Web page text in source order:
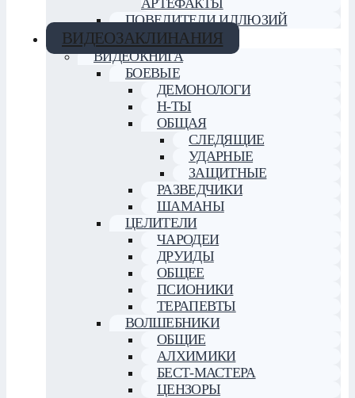
ПОВЕЛИТЕЛИ ИЛЛЮЗИЙ
ВИДЕОЗАКЛИНАНИЯ
ВИДЕОКНИГА
БОЕВЫЕ
ДЕМОНОЛОГИ
Н-ТЫ
ОБЩАЯ
СЛЕДЯЩИЕ
УДАРНЫЕ
ЗАЩИТНЫЕ
РАЗВЕДЧИКИ
ШАМАНЫ
ЦЕЛИТЕЛИ
ЧАРОДЕИ
ДРУИДЫ
ОБЩЕЕ
ПСИОНИКИ
ТЕРАПЕВТЫ
ВОЛШЕБНИКИ
ОБЩИЕ
АЛХИМИКИ
БЕСТ-МАСТЕРА
ЦЕНЗОРЫ